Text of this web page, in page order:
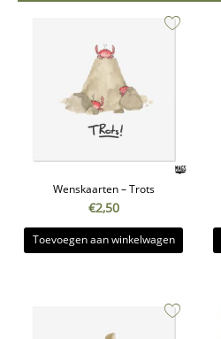
Wenskaarten – Trots
€2,50
Toevoegen aan winkelwagen